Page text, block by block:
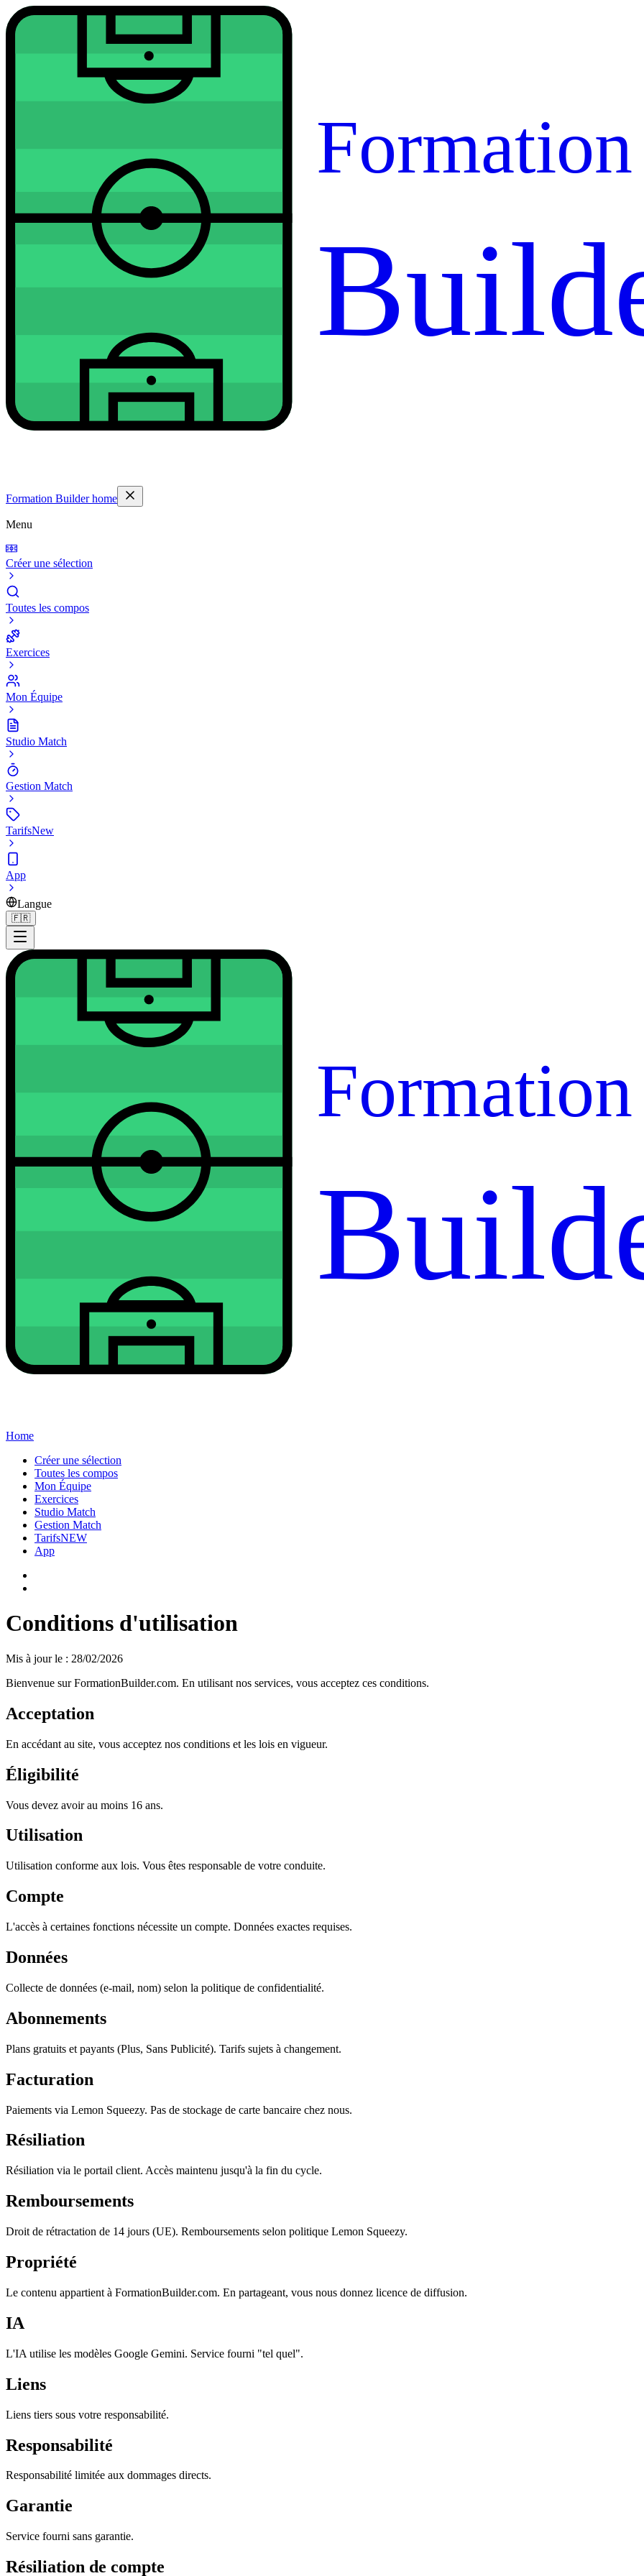
Formation
Formation Builder home
Menu
Créer une sélection
Toutes les compos
Exercices
Mon Équipe
Studio Match
Gestion Match
TarifsNew
App
Langue
🇫🇷
Formation
Home
Créer une sélection
Toutes les compos
Mon Équipe
Exercices
Studio Match
Gestion Match
TarifsNEW
App
Conditions d'utilisation
Mis à jour le : 28/02/2026
Bienvenue sur FormationBuilder.com. En utilisant nos services, vous acceptez ces conditions.
Acceptation
En accédant au site, vous acceptez nos conditions et les lois en vigueur.
Éligibilité
Vous devez avoir au moins 16 ans.
Utilisation
Utilisation conforme aux lois. Vous êtes responsable de votre conduite.
Compte
L'accès à certaines fonctions nécessite un compte. Données exactes requises.
Données
Collecte de données (e-mail, nom) selon la politique de confidentialité.
Abonnements
Plans gratuits et payants (Plus, Sans Publicité). Tarifs sujets à changement.
Facturation
Paiements via Lemon Squeezy. Pas de stockage de carte bancaire chez nous.
Résiliation
Résiliation via le portail client. Accès maintenu jusqu'à la fin du cycle.
Remboursements
Droit de rétractation de 14 jours (UE). Remboursements selon politique Lemon Squeezy.
Propriété
Le contenu appartient à FormationBuilder.com. En partageant, vous nous donnez licence de diffusion.
IA
L'IA utilise les modèles Google Gemini. Service fourni "tel quel".
Liens
Liens tiers sous votre responsabilité.
Responsabilité
Responsabilité limitée aux dommages directs.
Garantie
Service fourni sans garantie.
Résiliation de compte